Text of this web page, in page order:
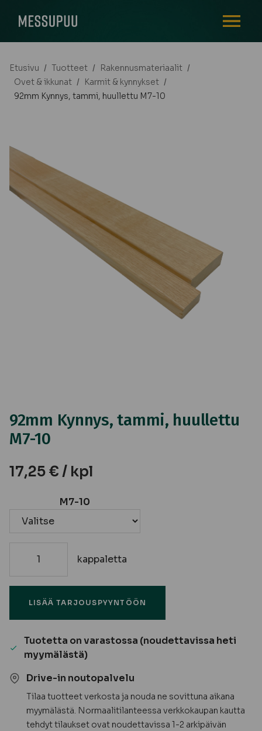
Etusivu / Tuotteet / Rakennusmateriaalit /
Ovet & ikkunat / Karmit & kynnykset /
92mm Kynnys, tammi, huullettu M7-10
92mm Kynnys, tammi, huullettu
M7-10
17,25 € / kpl
M7-10
huullettu
M7-
määrä
kappaletta
LISÄÄ TARJOUSPYYNTÖÖN
Tuotetta on varastossa (noudettavissa heti
myymälästä)
Drive-in noutopalvelu
Tilaa tuotteet verkosta ja nouda ne sovittuna aikana
myymälästä. Normaalitilanteessa verkkokaupan kautta
tehdyt tilaukset ovat noudettavissa 1-2 arkipäivän